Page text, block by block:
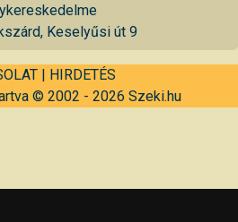
Keselyűsi út 9
| HIRDETÉS
© 2002 - 2026 Szeki.hu